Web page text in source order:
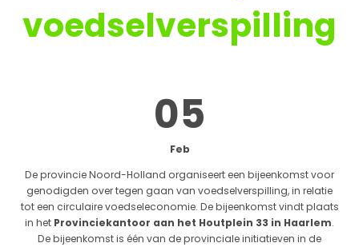
voedselverspilling
05
Feb
De provincie Noord-Holland organiseert een bijeenkomst voor
genodigden over tegen gaan van voedselverspilling, in relatie
tot een circulaire voedseleconomie. De bijeenkomst vindt plaats
in het Provinciekantoor aan het Houtplein 33 in Haarlem.
De bijeenkomst is één van de provinciale initiatieven in de